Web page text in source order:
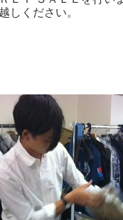
しください。